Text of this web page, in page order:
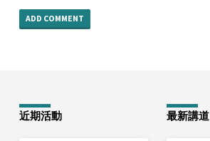
近期活動 最新講道